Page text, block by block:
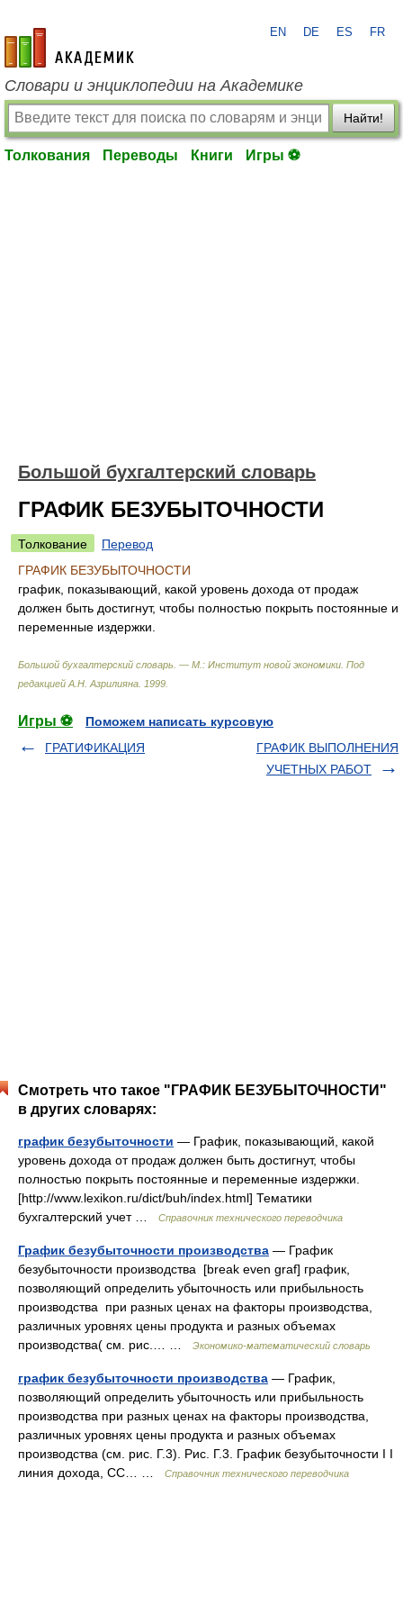
academic.ru
EN DE ES FR
Словари и энциклопедии на Академике
Найти!
Толкования Переводы Книги Игры ⚽
Большой бухгалтерский словарь
ГРАФИК БЕЗУБЫТОЧНОСТИ
Толкование
Перевод
ГРАФИК БЕЗУБЫТОЧНОСТИ
график, показывающий, какой уровень дохода от продаж
должен быть достигнут, чтобы полностью покрыть постоянные и
переменные издержки.
Большой бухгалтерский словарь. — М.: Институт новой экономики Под
редакцией А.Н. Азрилияна 1999
Игры ⚽
Поможем написать курсовую
ГРАТИФИКАЦИЯ
ГРАФИК ВЫПОЛНЕНИЯ
УЧЕТНЫХ РАБОТ
Смотреть что такое "ГРАФИК БЕЗУБЫТОЧНОСТИ"
в других словарях:
график безубыточности — График, показывающий, какой
уровень дохода от продаж должен быть достигнут, чтобы
полностью покрыть постоянные и переменные издержки.
[http://www.lexikon.ru/dict/buh/index.html] Тематики
бухгалтерский учет …
Справочник технического переводчика
График безубыточности производства — График
безубыточности производства [break even graf] график,
позволяющий определить убыточность или прибыльность
производства при разных ценах на факторы производства,
различных уровнях цены продукта и разных объемах
производства( см. рис.… …
Экономико-математический словарь
график безубыточности производства — График,
позволяющий определить убыточность или прибыльность
производства при разных ценах на факторы производства,
различных уровнях цены продукта и разных объемах
производства (см. рис. Г.3). Рис. Г.3. График безубыточности I I
линия дохода, СС… …
Справочник технического переводчика